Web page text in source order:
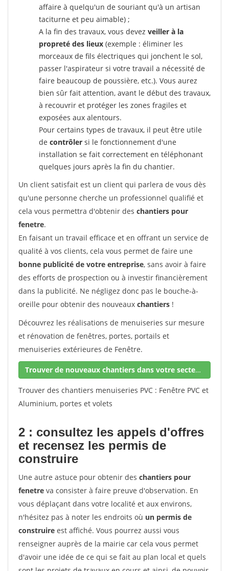
affaire à quelqu'un de souriant qu'à un artisan
taciturne et peu aimable) ;
A la fin des travaux, vous devez veiller à la
propreté des lieux (exemple : éliminer les
morceaux de fils électriques qui jonchent le sol,
passer l'aspirateur si votre travail a nécessité de
faire beaucoup de poussière, etc.). Vous aurez
bien sûr fait attention, avant le début des travaux,
à recouvrir et protéger les zones fragiles et
exposées aux alentours.
Pour certains types de travaux, il peut être utile
de contrôler si le fonctionnement d'une
installation se fait correctement en téléphonant
quelques jours après la fin du chantier.
Un client satisfait est un client qui parlera de vous dès
qu'une personne cherche un professionnel qualifié et
cela vous permettra d'obtenir des chantiers pour
fenetre.
En faisant un travail efficace et en offrant un service de
qualité à vos clients, cela vous permet de faire une
bonne publicité de votre entreprise, sans avoir à faire
des efforts de prospection ou à investir financièrement
dans la publicité. Ne négligez donc pas le bouche-à-
oreille pour obtenir des nouveaux chantiers !
Découvrez les réalisations de menuiseries sur mesure
et rénovation de fenêtres, portes, portails et
menuiseries extérieures de Fenêtre.
Trouver de nouveaux chantiers dans votre secteur !
Trouver des chantiers menuiseries PVC : Fenêtre PVC et
Aluminium, portes et volets
2 : consultez les appels d'offres
et recensez les permis de
construire
Une autre astuce pour obtenir des chantiers pour
fenetre va consister à faire preuve d'observation. En
vous déplaçant dans votre localité et aux environs,
n'hésitez pas à noter les endroits où un permis de
construire est affiché. Vous pourrez aussi vous
renseigner auprès de la mairie car cela vous permet
d'avoir une idée de ce qui se fait au plan local et quels